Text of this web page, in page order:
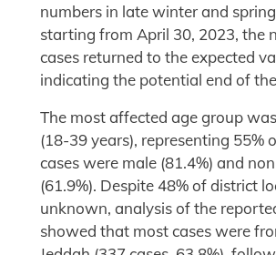
numbers in late winter and
starting from April 30, 2023, the
cases returned to the expected
indicating the potential end of
The most affected age group
(18-39 years), representing 55%
cases were male (81.4%) and
(61.9%). Despite 48% of district
unknown, analysis of the
showed that most cases were